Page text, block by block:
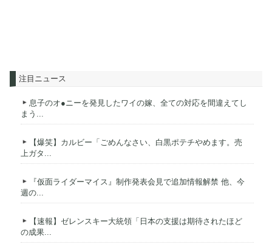
注目ニュース
息子のオ●ニーを発見したワイの嫁、全ての対応を間違えてし
まう...
【爆笑】カルビー「ごめんなさい、白黒ポテチやめます。売
上ガタ...
『仮面ライダーマイス』制作発表会見で追加情報解禁 他、今
週の...
【速報】ゼレンスキー大統領「日本の支援は期待されたほど
の成果...